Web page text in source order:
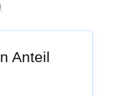
Anteil